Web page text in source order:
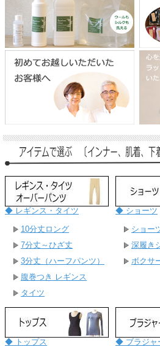
◆ レギンス・タイツ
◆ ショーツ
10分丈ロング
7分丈～ひざ丈
3分丈（ハーフパンツ）
腹巻つき レギンス
タイツ
ショー
深履き
ボクサ
◆ トップス
◆ ブラジャ